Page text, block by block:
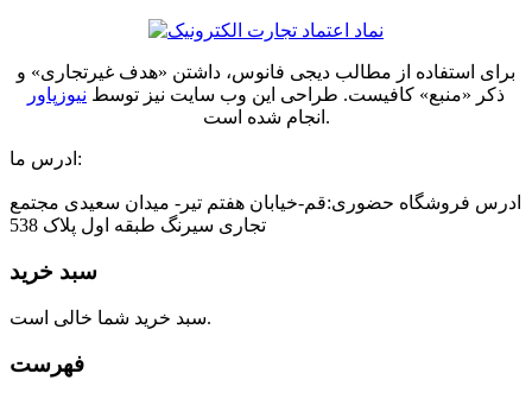
برای استفاده از مطالب دیجی فانوس، داشتن «هدف غیرتجاری» و
ذکر «منبع» کافیست. طراحی این وب سایت نیز توسط نیوزپاور
انجام شده است.
ادرس ما:
ادرس فروشگاه حضوری:قم-خیابان هفتم تیر- میدان سعیدی مجتمع
تجاری سیرنگ طبقه اول پلاک 538
سبد خرید
سبد خرید شما خالی است.
فهرست